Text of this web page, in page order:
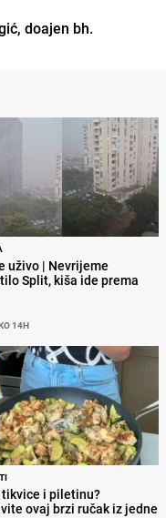
doajen bh.
uživo | Nevrijeme
Split, kiša ide prema
14H
i piletinu?
ovaj brzi ručak iz jedne